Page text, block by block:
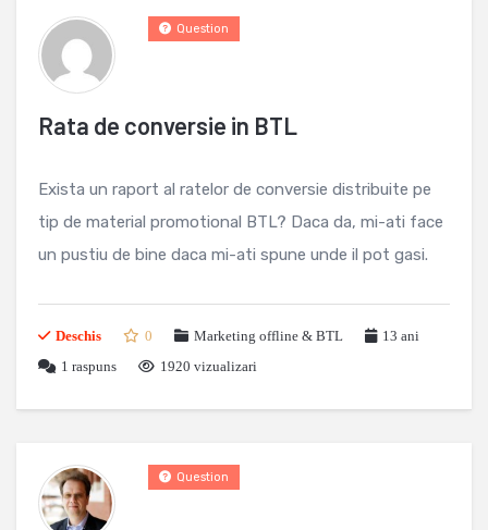
Rata de conversie in BTL
Question
Exista un raport al ratelor de conversie distribuite pe
tip de material promotional BTL? Daca da, mi-ati face
un pustiu de bine daca mi-ati spune unde il pot gasi.
Deschis 0 Marketing offline & BTL
13 ani
1 raspuns 1920 vizualizari
Question